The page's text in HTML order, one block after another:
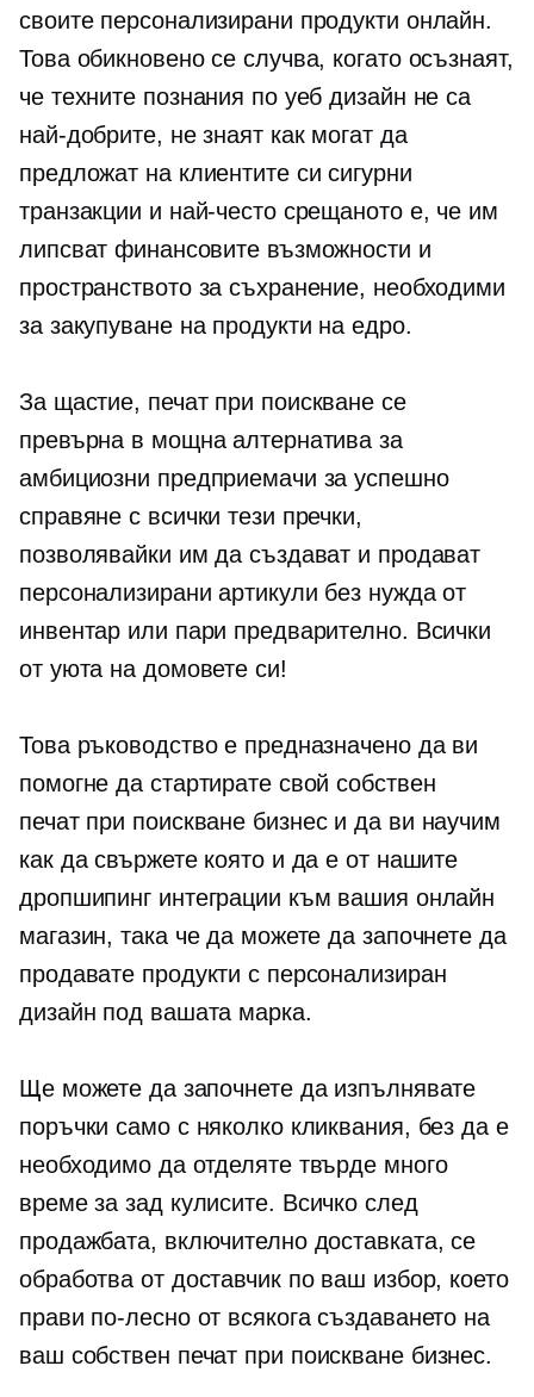
своите персонализирани продукти онлайн.
Това обикновено се случва, когато осъзнаят,
че техните познания по уеб дизайн не са
най-добрите, не знаят как могат да
предложат на клиентите си сигурни
транзакции и най-често срещаното е, че им
липсват финансовите възможности и
пространството за съхранение, необходими
за закупуване на продукти на едро.
За щастие, печат при поискване се
превърна в мощна алтернатива за
амбициозни предприемачи за успешно
справяне с всички тези пречки,
позволявайки им да създават и продават
персонализирани артикули без нужда от
инвентар или пари предварително. Всички
от уюта на домовете си!
Това ръководство е предназначено да ви
помогне да стартирате свой собствен
печат при поискване бизнес и да ви научим
как да свържете която и да е от нашите
дропшипинг интеграции към вашия онлайн
магазин, така че да можете да започнете да
продавате продукти с персонализиран
дизайн под вашата марка.
Ще можете да започнете да изпълнявате
поръчки само с няколко кликвания, без да е
необходимо да отделяте твърде много
време зазад кулисите. Всичко след
продажбата, включително доставката, се
обработва от доставчик по ваш избор, което
прави по-лесно от всякога създаването на
ваш собствен печат при поискванебизнес.